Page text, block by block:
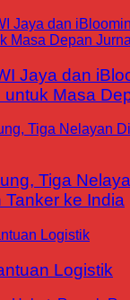
Jaya dan
untuk Masa
Tiga
ke India
Logistik